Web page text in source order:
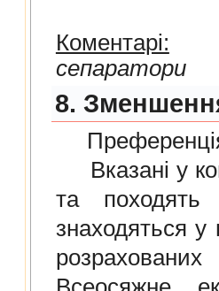
Коментарі:
сепаратори
8.
Вказані у
та походять
знаходяться у